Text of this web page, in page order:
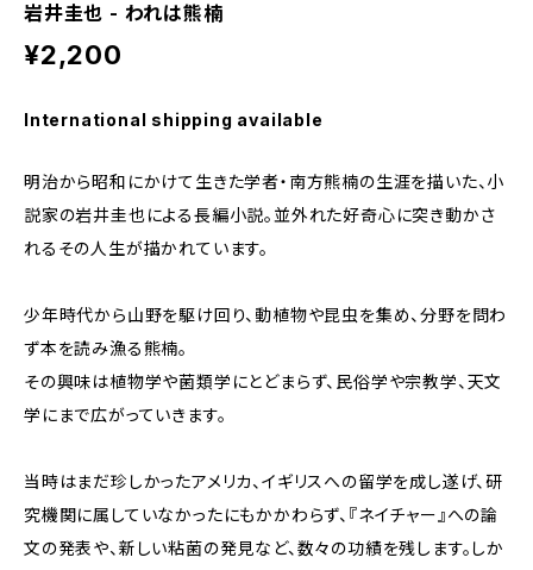
岩井圭也 - われは熊楠
¥2,200
International shipping available
明治から昭和にかけて生きた学者・南方熊楠の生涯を描いた、小
説家の岩井圭也による長編小説。並外れた好奇心に突き動かさ
れるその人生が描かれています。
少年時代から山野を駆け回り、動植物や昆虫を集め、分野を問わ
ず本を読み漁る熊楠。
その興味は植物学や菌類学にとどまらず、民俗学や宗教学、天文
学にまで広がっていきます。
当時はまだ珍しかったアメリカ、イギリスへの留学を成し遂げ、研
究機関に属していなかったにもかかわらず、『ネイチャー』への論
文の発表や、新しい粘菌の発見など、数々の功績を残します。しか